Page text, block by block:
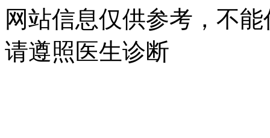
网站信息仅供参考，不
请遵照医生诊断